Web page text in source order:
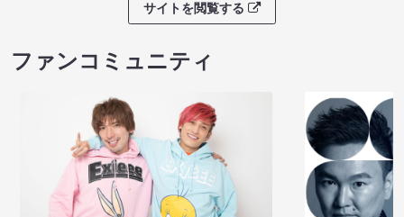
サイトを閲覧する
ファンコミュニティ